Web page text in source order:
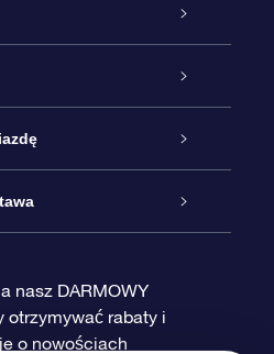
Online
OSR
OSRGwiazdy
nasz DARMOWY
otrzymywać rabaty i
o nowościach